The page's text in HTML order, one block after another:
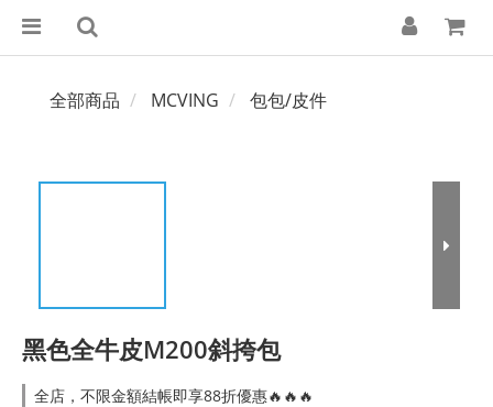
全部商品 MCVING 包包/皮件
黑色全牛皮M200斜挎包
全店，不限金額結帳即享88折優惠🔥🔥🔥